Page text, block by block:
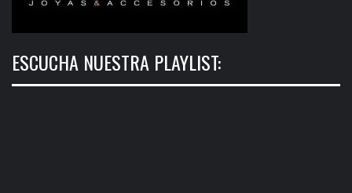
ESCUCHA NUESTRA PLAYLIST: